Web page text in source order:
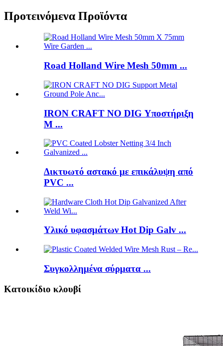
Προτεινόμενα Προϊόντα
Road Holland Wire Mesh 50mm ...
IRON CRAFT NO DIG Υποστήριξη
M ...
Δικτυωτό αστακό με επικάλυψη από
PVC ...
Υλικό υφασμάτων Hot Dip Galv ...
Συγκολλημένα σύρματα ...
Κατοικίδιο κλουβί